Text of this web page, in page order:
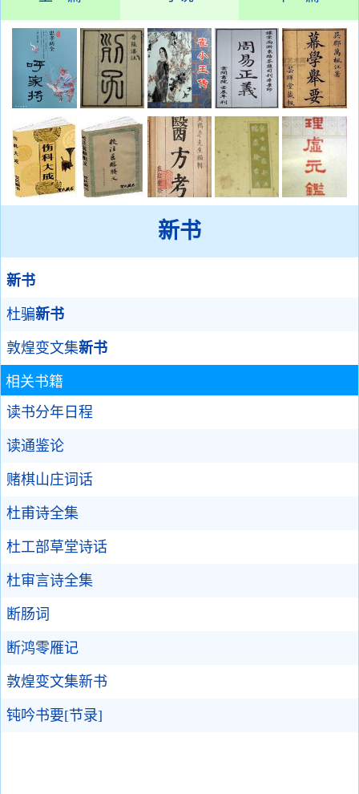
新书
新书
杜骗新书
敦煌变文集新书
相关书籍
读书分年日程
读通鉴论
赌棋山庄词话
杜甫诗全集
杜工部草堂诗话
杜审言诗全集
断肠词
断鸿零雁记
敦煌变文集新书
钝吟书要[节录]